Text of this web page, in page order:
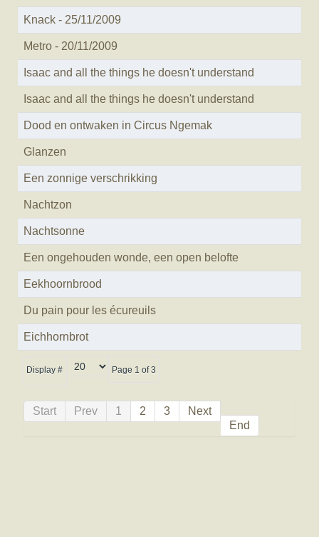
Display # Page 1 of 3
Start Prev 1 2 3
Next
End
Knack - 25/11/2009
Metro - 20/11/2009
Isaac and all the things he doesn't understand
Isaac and all the things he doesn't understand
Dood en ontwaken in Circus Ngemak
Glanzen
Een zonnige verschrikking
Nachtzon
Nachtsonne
Een ongehouden wonde, een open belofte
Eekhoornbrood
Du pain pour les écureuils
Eichhornbrot